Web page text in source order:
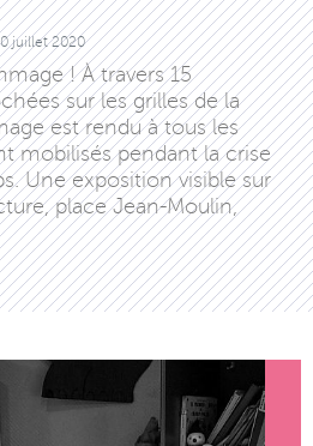
juillet 2020
! À travers 15
sur les grilles de la
est rendu à tous les
mobilisés pendant la crise
Une exposition visible sur
place Jean-Moulin,